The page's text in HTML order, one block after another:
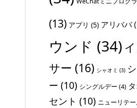
(13) アプリ (5) アリババ
ウンド (34)
サー (16) シャオミ (3)
ー (10) シングルデー (4)
セント (10) ニューリテ